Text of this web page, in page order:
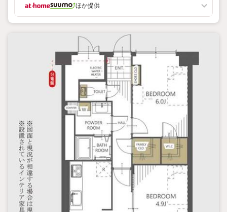
ほか提供